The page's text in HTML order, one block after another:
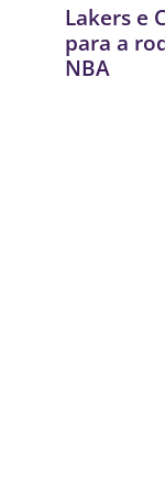
Lakers e
para a
NBA